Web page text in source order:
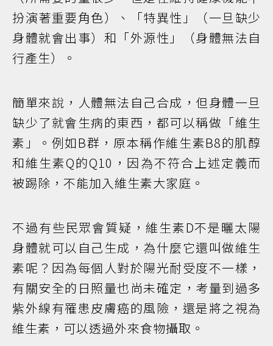
扮演著重要角色）、「特異性」（一旦缺少
身體就會出事）和「外源性」（身體無法自
行產生）。
簡單來說，人體無法自己合成，但身體一旦
缺少了就會生病的東西，都可以稱做「維生
素」。例如B群，原本稱作維生素B8的肌醇
和維生素Q的Q10，因為不符合上述定義而
被踢除，不能加入維生素大家庭。
不過有些民眾會質疑，維生素D不是曬太陽
身體就可以自己生成，為什麼它還叫做維生
素呢？因為每個人對於陽光耐受度不一樣，
有關安全的日照量也尚未確定，考量到過多
紫外線有罹患皮膚癌的風險，還是將之視為
維生素，可以透過外來食物攝取。